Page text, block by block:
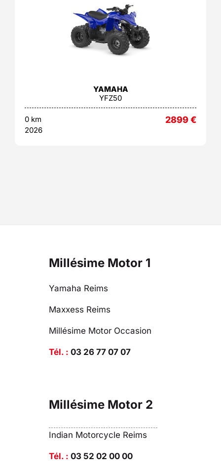
YAMAHA
YFZ50
0 km
2026
2899€
Millésime Motor 1
Yamaha Reims
Maxxess Reims
Millésime Motor Occasion
Tél. : 03 26 77 07 07
Millésime Motor 2
Indian Motorcycle Reims
Tél. : 03 52 02 00 00